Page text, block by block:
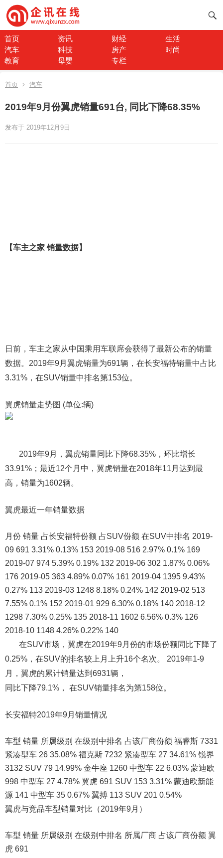
首页 资讯 财经
生活
汽车
科技 房产
时尚
教育
母婴 专栏
首页 汽车
2019年9月份翼虎销量691台, 同比下降68.35%
发布于 2019年12月9日
【车主之家 销量数据】
日前，车主之家从中国乘用车联席会获得了最新公布的销量
数据。2019年9月翼虎销量为691辆，在长安福特销量中占比
3.31%，在SUV销量中排名第153位。
翼虎销量走势图 (单位:辆)
2019年9月，翼虎销量同比下降68.35%，环比增长
33.91%；最近12个月中，翼虎销量在2018年11月达到最
高，销量为1602辆。
翼虎最近一年销量数据
月份 销量 占长安福特份额 占SUV份额 在SUV中排名 2019-
09 691 3.31% 0.13% 153 2019-08 516 2.97% 0.1% 169
2019-07 974 5.39% 0.19% 132 2019-06 302 1.87% 0.06%
176 2019-05 363 4.89% 0.07% 161 2019-04 1395 9.43%
0.27% 113 2019-03 1248 8.18% 0.24% 142 2019-02 513
7.55% 0.1% 152 2019-01 929 6.30% 0.18% 140 2018-12
1298 7.30% 0.25% 135 2018-11 1602 6.56% 0.3% 126
2018-10 1148 4.26% 0.22% 140
在SUV市场，翼虎在2019年9月份的市场份额同比下降了
0.25%，在SUV的排名较上月上升16个名次。 2019年1-9
月，翼虎的累计销量达到6931辆，
同比下降79.1%， 在SUV销量排名为第158位。
长安福特2019年9月销量情况
车型 销量 所属级别 在级别中排名 占该厂商份额 福睿斯 7331
紧凑型车 26 35.08% 福克斯 7232 紧凑型车 27 34.61% 锐界
3132 SUV 79 14.99% 金牛座 1260 中型车 22 6.03% 蒙迪欧
998 中型车 27 4.78% 翼虎 691 SUV 153 3.31% 蒙迪欧新能
源 141 中型车 35 0.67% 翼搏 113 SUV 201 0.54%
翼虎与竞品车型销量对比（2019年9月）
车型 销量 所属级别 在级别中排名 所属厂商 占该厂商份额 翼
虎 691